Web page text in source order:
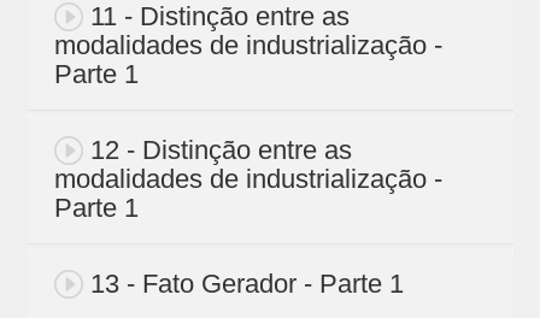
11 - Distinção entre as
modalidades de industrialização -
Parte 1
12 - Distinção entre as
modalidades de industrialização -
Parte 1
13 - Fato Gerador - Parte 1